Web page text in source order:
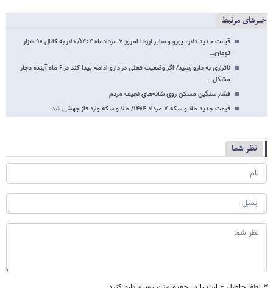
خبرهای مرتبط
قیمت جدید دلار، یورو و سایر ارزها امروز ۷ مردادماه ۱۴۰۴/ دلار به کانال ۹۰ هزار
تومان…
ناترازی به دارو رسید/ اگر وضعیت فعلی در دارو ادامه پیدا کند در ۶ ماه آینده دچار
مشکل…
فشار سنگین مسکن روی شانه‌های نحیف مردم
قیمت جدید طلا و سکه ۷ مرداد ۱۴۰۴/ طلا و سکه وارد فاز جهشی شد
نظر شما